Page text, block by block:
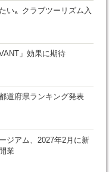
い〟クラブツーリズム入
」効果に期待
道府県ランキング発表
ジアム、2027年2月に新
業